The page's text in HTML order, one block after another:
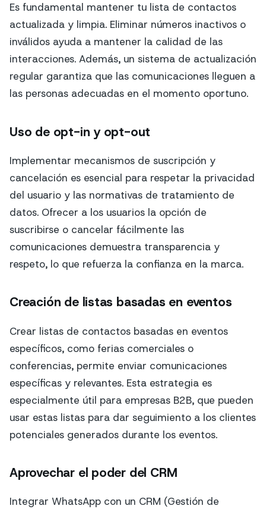
Es fundamental mantener tu lista de contactos
actualizada y limpia. Eliminar números inactivos o
inválidos ayuda a mantener la calidad de las
interacciones. Además, un sistema de actualización
regular garantiza que las comunicaciones lleguen a
las personas adecuadas en el momento oportuno.
Uso de opt-in y opt-out
Implementar mecanismos de suscripción y
cancelación es esencial para respetar la privacidad
del usuario y las normativas de tratamiento de
datos. Ofrecer a los usuarios la opción de
suscribirse o cancelar fácilmente las
comunicaciones demuestra transparencia y
respeto, lo que refuerza la confianza en la marca.
Creación de listas basadas en eventos
Crear listas de contactos basadas en eventos
específicos, como ferias comerciales o
conferencias, permite enviar comunicaciones
específicas y relevantes. Esta estrategia es
especialmente útil para empresas B2B, que pueden
usar estas listas para dar seguimiento a los clientes
potenciales generados durante los eventos.
Aprovechar el poder del CRM
Integrar WhatsApp con un CRM (Gestión de